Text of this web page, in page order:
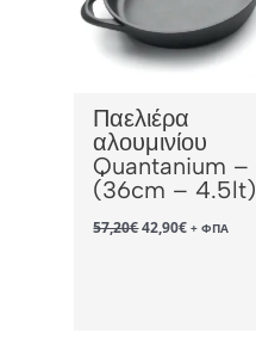
Παελιέρα
αλουμινίου
Quantanium –
(36cm – 4.5lt)
57,20€ Original
price
42,90€Η+ ΦΠΑ